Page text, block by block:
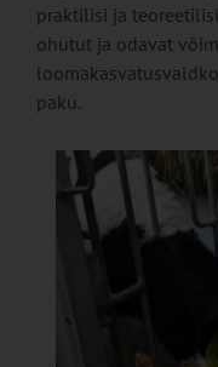
praktilisi ja
ohutut ja odavat
paku.